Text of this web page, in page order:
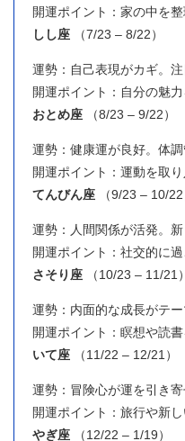
開運ポイント：家の中を整
しし座 （7/23 – 8/22）
運勢：自己表現がカギ。注
開運ポイント：自分の魅
おとめ座 （8/23 – 9/22）
運勢：健康運が良好。体調
開運ポイント：運動を取り
てんびん座 （9/23 – 10/22
運勢：人間関係が活発。
開運ポイント：社交的に過
さそり座 （10/23 – 11/21）
運勢：内面的な成長がテー
開運ポイント：瞑想や読書
いて座 （11/22 – 12/21）
運勢：冒険心が運を引き寄
開運ポイント：旅行や新
やぎ座 （12/22 – 1/19）